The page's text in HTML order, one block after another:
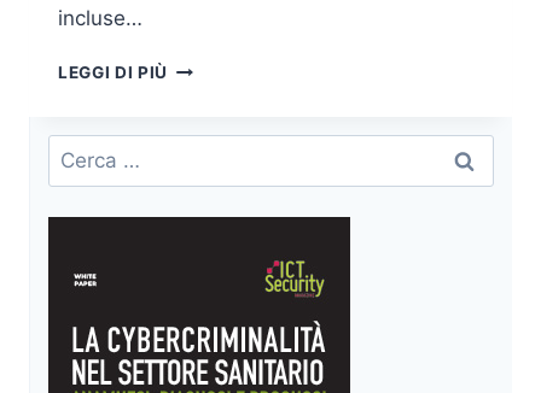
incluse…
LEGGI DI PIÙ L’EVOLUZIONE
ASSESSMENT
MODERNA
DELLA
INCONTRATO
Ricerca
per: